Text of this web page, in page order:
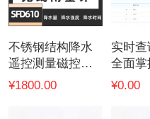
不锈钢结构降水
遥控测量磁控开
关无线雨量计
¥1800.00
实时查
全面掌
支
¥0.00